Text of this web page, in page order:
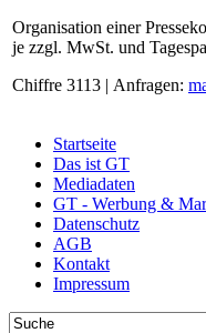
Organisation einer
je zzgl. MwSt. und
Chiffre 3113 | Anfragen:
Startseite
Das ist GT
Mediadaten
GT - Werbung &
Datenschutz
AGB
Kontakt
Impressum